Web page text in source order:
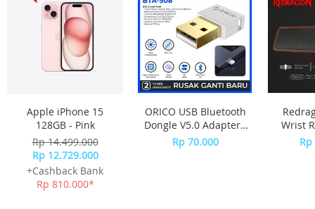
Notifikasi yang dapat terhubung ke iPhone atau Android
Dark Bronze/Mulberry
Touchscreen
Resolusi
Apple iPhone 15
128GB - Pink
Rp 14.499.000
Rp 12.729.000
+Cashback Bank
Rp 810.000*
ORICO USB Bluetooth
Dongle V5.0 Adapter -
BTA-508 - WHITE
Rp 70.000
Wrist